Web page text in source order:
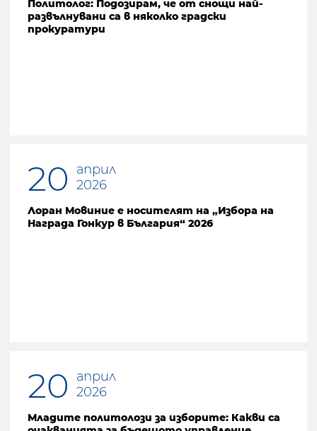
Политолог: Подозирам, че от снощи най-
развълнувани са в няколко градски
прокуратури
20
април
2026
Лоран Мовиние е носителят на „Изборa на
Награда Гонкур в България“ 2026
20
април
2026
Младите политолози за изборите: Какви са